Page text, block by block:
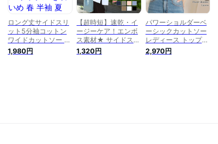
ロング丈サイドスリ
ット5分袖コットン
ワイドカットソー レ
ディース トップス
きれいめ 春 半袖 夏
1,980円
【超時短】速乾・イ
ージーケア！エンボ
ス素材★ サイドスリ
ットベーシックワイ
ド半袖 カットソー
1,320円
パワーショルダーベ
ーシックカットソー
レディース トップス
半袖 5分袖 きれいめ
カジュアル 上品 ゆ
2,970円